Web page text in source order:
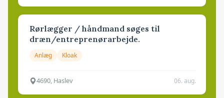
Rørlægger / håndmand søges til
dræn/entreprenørarbejde.
Anlæg Kloak
4690, Haslev 06. aug.